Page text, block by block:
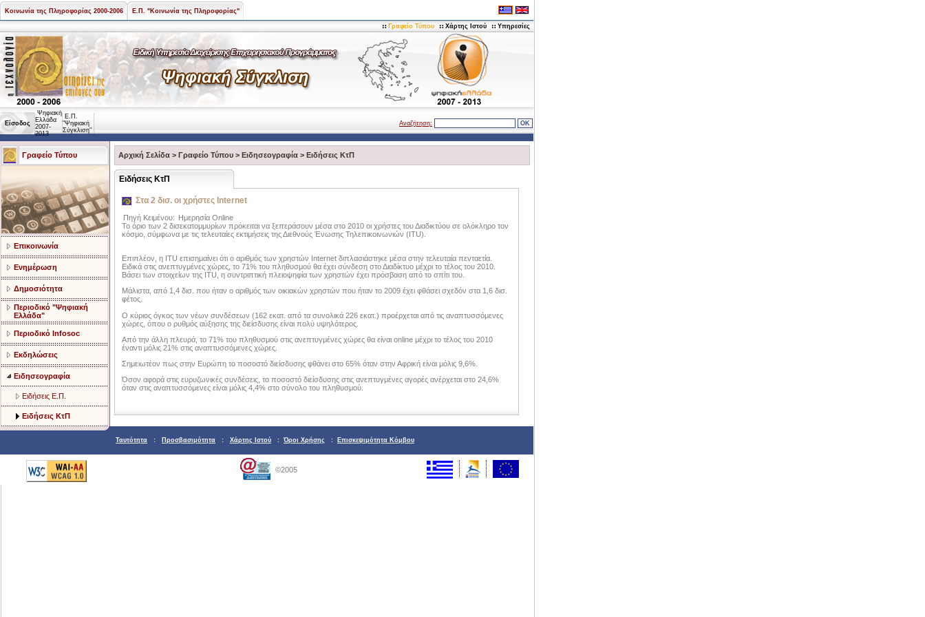
Κοινωνία της Πληροφορίας 2000-2006 Ε.Π. "Κοινωνία της Πληροφορίας"
Γραφείο Τύπου Χάρτης Ιστού Υπηρεσίες
Είσοδος
Ψηφιακή
Ελλάδα
2007-
2013
Ε.Π.
"Ψηφιακή
Σύγκλιση"
Αναζήτηση:
Γραφείο Τύπου
Επικοινωνία
Ενημέρωση
Δημοσιότητα
Περιοδικό "Ψηφιακή
Ελλάδα"
Περιοδικό Infosoc
Εκδηλώσεις
Ειδησεογραφία
Ειδήσεις Ε.Π.
Ειδήσεις ΚτΠ
Αρχική Σελίδα > Γραφείο Τύπου > Ειδησεογραφία > Ειδήσεις ΚτΠ
Ειδήσεις ΚτΠ
Στα 2 δισ. οι χρήστες Internet
Πηγή Κειμένου: Ημερησία Online
Το όριο των 2 δισεκατομμυρίων πρόκειται να ξεπεράσουν μέσα στο 2010 οι χρήστες του Διαδικτύου σε ολόκληρο τον
κόσμο, σύμφωνα με τις τελευταίες εκτιμήσεις της Διεθνούς Ένωσης Τηλεπικοινωνιών (ITU).
Επιπλέον, η ITU επισημαίνει ότι ο αριθμός των χρηστών Internet διπλασιάστηκε μέσα στην τελευταία πενταετία.
Ειδικά στις ανεπτυγμένες χώρες, το 71% του πληθυσμού θα έχει σύνδεση στο Διαδίκτυο μέχρι το τέλος του 2010.
Βάσει των στοιχείων της ITU, η συντριπτική πλειοψηφία των χρηστών έχει πρόσβαση από το σπίτι του.
Μάλιστα, από 1,4 δισ. που ήταν ο αριθμός των οικιακών χρηστών που ήταν το 2009 έχει φθάσει σχεδόν στα 1,6 δισ.
φέτος.
Ο κύριος όγκος των νέων συνδέσεων (162 εκατ. από τα συνολικά 226 εκατ.) προέρχεται από τις αναπτυσσόμενες
χώρες, όπου ο ρυθμός αύξησης της διείσδυσης είναι πολύ υψηλότερος.
Από την άλλη πλευρά, το 71% του πληθυσμού στις ανεπτυγμένες χώρες θα είναι online μέχρι το τέλος του 2010
έναντι μόλις 21% στις αναπτυσσόμενες χώρες.
Σημειωτέον πως στην Ευρώπη το ποσοστό διείσδυσης φθάνει στο 65% όταν στην Αφρική είναι μόλις 9,6%.
Όσον αφορά στις ευρυζωνικές συνδέσεις, το ποσοστό διείσδυσης στις ανεπτυγμένες αγορές ανέρχεται στο 24,6%
όταν στις αναπτυσσόμενες είναι μόλις 4,4% στο σύνολο του πληθυσμού.
Ταυτότητα : Προσβασιμότητα : Χάρτης Ιστού : Όροι Χρήσης : Επισκεψιμότητα Κόμβου
©2005